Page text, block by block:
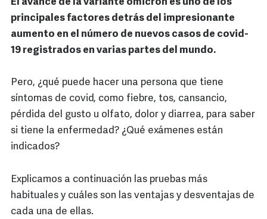
El avance de la variante ómicron es uno de los
principales factores detrás del impresionante
aumento en el número de nuevos casos de covid-
19 registrados en varias partes del mundo.
Pero, ¿qué puede hacer una persona que tiene
síntomas de covid, como fiebre, tos, cansancio,
pérdida del gusto u olfato, dolor y diarrea, para saber
si tiene la enfermedad? ¿Qué exámenes están
indicados?
Explicamos a continuación las pruebas más
habituales y cuáles son las ventajas y desventajas de
cada una de ellas.